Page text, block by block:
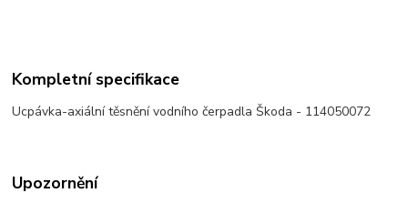
Kompletní specifikace
Ucpávka-axiální těsnění vodního čerpadla Škoda - 114050072
Upozornění